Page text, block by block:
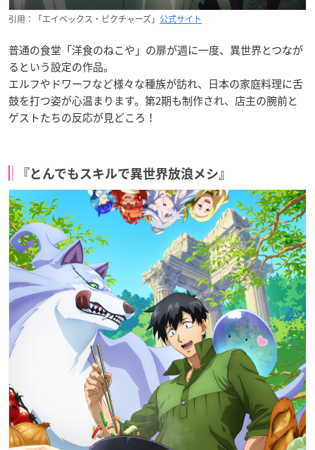
引用：「エイベックス・ピクチャーズ」 公式サイト
普通の食堂「洋食のねこや」の扉が週に一度、異世界とつなが
るという設定の作品。
エルフやドワーフなど様々な種族が訪れ、日本の家庭料理に舌
鼓を打つ姿が心温まります。第2期も制作され、店主の腕前と
ゲストたちの反応が見どころ！
『とんでもスキルで異世界放浪メシ』